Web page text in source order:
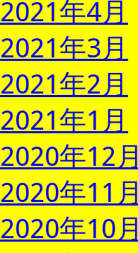
2021年4月
2021年3月
2021年2月
2021年1月
2020年12月
2020年11月
2020年10月